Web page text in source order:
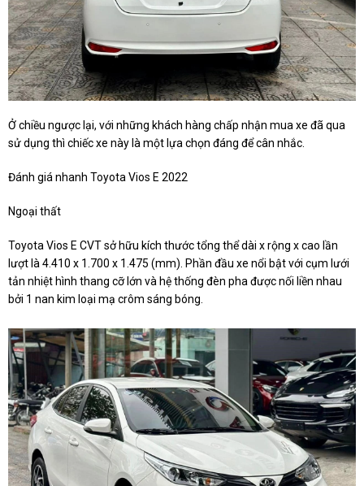
Ở chiều ngược lại, với những khách hàng chấp nhận mua xe đã qua
sử dụng thì chiếc xe này là một lựa chọn đáng để cân nhắc.
Đánh giá nhanh Toyota Vios E 2022
Ngoại thất
Toyota Vios E CVT sở hữu kích thước tổng thể dài x rộng x cao lần
lượt là 4.410 x 1.700 x 1.475 (mm). Phần đầu xe nổi bật với cụm lưới
tản nhiệt hình thang cỡ lớn và hệ thống đèn pha được nối liền nhau
bởi 1 nan kim loại mạ crôm sáng bóng.